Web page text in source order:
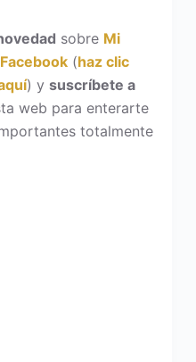
sobre Mi
Facebook(haz clic
) y suscríbete a
web para enterarte
totalmente